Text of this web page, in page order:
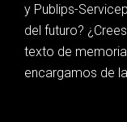
y Publips-
del futuro?
texto de
encargamos de la